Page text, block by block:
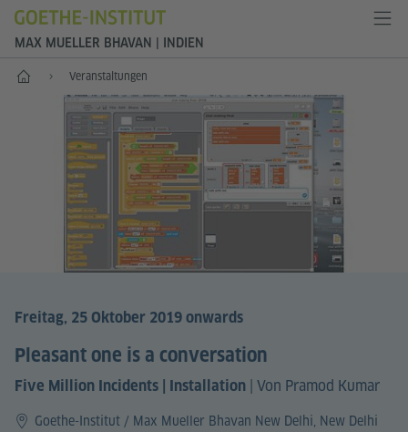
MAX MUELLER BHAVAN | INDIEN
Start Veranstaltungen
Freitag, 25 Oktober 2019 onwards
Pleasant one is a conversation
Five Million Incidents | Installation | Von Pramod Kumar
Goethe-Institut / Max Mueller Bhavan New Delhi, New Delhi